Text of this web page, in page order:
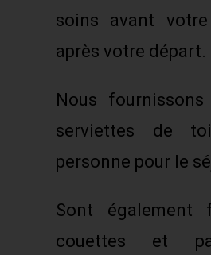
soins avant
après votre départ.
Nous
serviettes de
personne pour le
Sont également
couettes et